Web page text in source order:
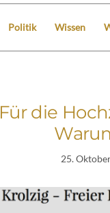
Politik Wissen
Für die
25.